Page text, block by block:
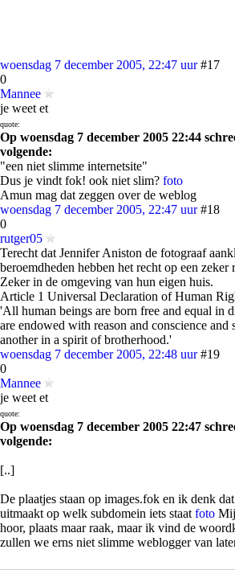
woensdag 7 december 2005, 22:47 uur #17
0
Mannee
je weet et
quote:
Op woensdag 7 december 2005 22:44
volgende:
"een niet slimme internetsite"
Dus je vindt fok! ook niet slim? foto
Amun mag dat zeggen over de weblog
woensdag 7 december 2005, 22:47 uur #18
0
rutger05
Terecht dat Jennifer Aniston de fotograaf
beroemdheden hebben het recht op een
Zeker in de omgeving van hun eigen huis.
Article 1 Universal Declaration of Human
'All human beings are born free and equal in
are endowed with reason and conscience and
another in a spirit of brotherhood.'
woensdag 7 december 2005, 22:48 uur #19
0
Mannee
je weet et
quote:
Op woensdag 7 december 2005 22:47
volgende:
[..]
De plaatjes staan op images.fok en ik denk
uitmaakt op welk subdomein iets staat foto
hoor, plaats maar raak, maar ik vind de
zullen we erns niet slimme weblogger van